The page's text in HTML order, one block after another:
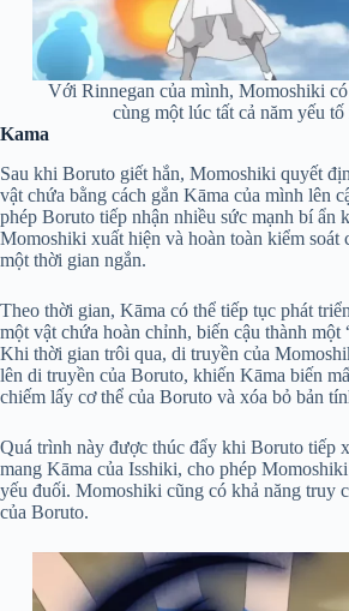
Với Rinnegan của mình, Momoshiki
cùng một lúc tất cả năm yếu
Kama
Sau khi Boruto giết hắn, Momoshiki quyết
vật chứa bằng cách gắn Kāma của mình lên
phép Boruto tiếp nhận nhiều sức mạnh bí ẩn
Momoshiki xuất hiện và hoàn toàn kiểm soát
một thời gian ngắn.
Theo thời gian, Kāma có thể tiếp tục phát
một vật chứa hoàn chỉnh, biến cậu thành một
Khi thời gian trôi qua, di truyền của
lên di truyền của Boruto, khiến Kāma biến
chiếm lấy cơ thể của Boruto và xóa bỏ bản
Quá trình này được thúc đẩy khi Boruto tiếp
mang Kāma của Isshiki, cho phép
yếu đuối. Momoshiki cũng có khả năng truy
của Boruto.